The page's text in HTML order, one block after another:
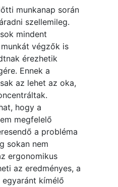
munkanap során
szellemileg.
mindent
végzők is
érezhetik
Ennek a
az lehet az oka,
hogy a
megfelelő
a probléma
sokan nem
ergonomikus
az eredményes, a
kímélő